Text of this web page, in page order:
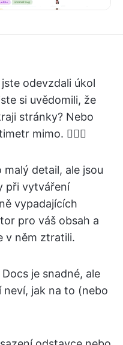
odevzdali úkol
si uvědomili, že
stránky? Nebo
mimo. 🤦🏾‍♀️
detail, ale jsou
při vytváření
vypadajících
pro váš obsah a
v něm ztratili.
je snadné, ale
neví, jak na to (nebo